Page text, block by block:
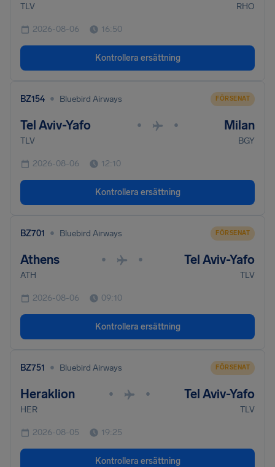
TLV RHO
2026-08-06 16:50
Kontrollera ersättning
BZ154 • Bluebird Airways FÖRSENAT
Tel Aviv-Yafo • • Milan
TLV BGY
2026-08-06 12:10
Kontrollera ersättning
BZ701 • Bluebird Airways FÖRSENAT
Athens • • Tel Aviv-Yafo
ATH TLV
2026-08-06 09:10
Kontrollera ersättning
BZ751 • Bluebird Airways FÖRSENAT
Heraklion • • Tel Aviv-Yafo
HER TLV
2026-08-05 19:25
Kontrollera ersättning